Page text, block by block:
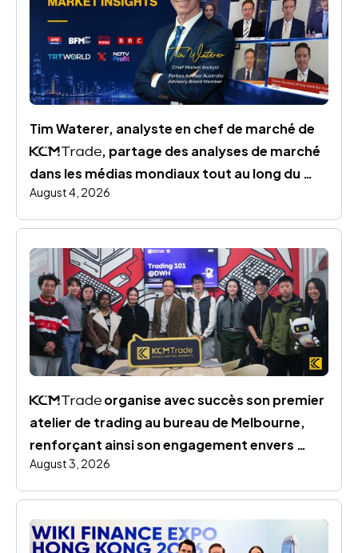
, partage des analyses de marché
dans les médias mondiaux tout au long du
mois de juillet
August 4, 2026
organise avec succès son premier
atelier de trading au bureau de Melbourne,
renforçant ainsi son engagement envers
l’éducation financière
August 3, 2026